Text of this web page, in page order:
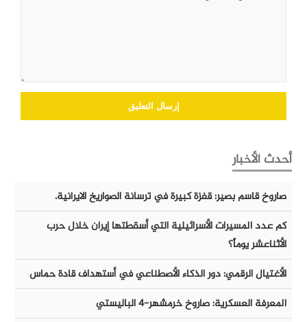
أحدث الأخبار
صاروخ قاسم بصير: قفزة كبيرة في ترسانة الصواريخ الايرانية.
كم عدد المسيرات الأسرائيلية التي أسقطتها إيران خلال حرب
الأثناعشر يوماً؟
الأغتيال الرقمي: دور الذكاء الأصطناعي في أستهداف قادة حماس
المعرفة العسكرية: صاروخ خرمشهر-٤ الباليستي